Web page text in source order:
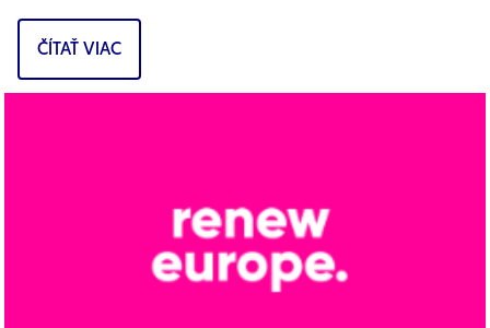
2022: Na Slovensku stále platí stav, keď...
ČÍTAŤ VIAC